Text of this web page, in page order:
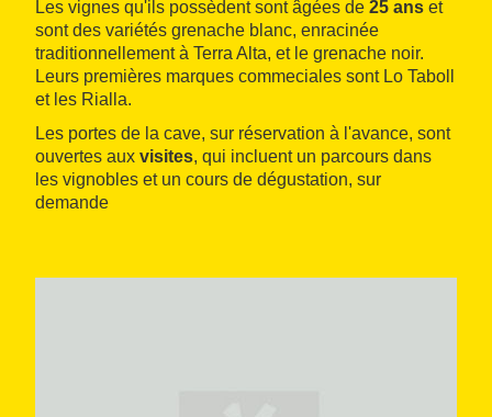
Les vignes qu'ils possèdent sont âgées de 25 ans et
sont des variétés grenache blanc, enracinée
traditionnellement à Terra Alta, et le grenache noir.
Leurs premières marques commeciales sont Lo Taboll
et les Rialla.
Les portes de la cave, sur réservation à l'avance, sont
ouvertes aux visites, qui incluent un parcours dans
les vignobles et un cours de dégustation, sur
demande